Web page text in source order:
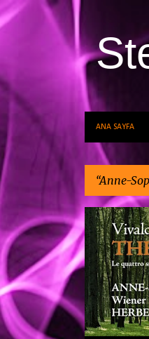
ANA SAYFA
Anne-
K
a
ı
t
l
ANNE-
KLASIK